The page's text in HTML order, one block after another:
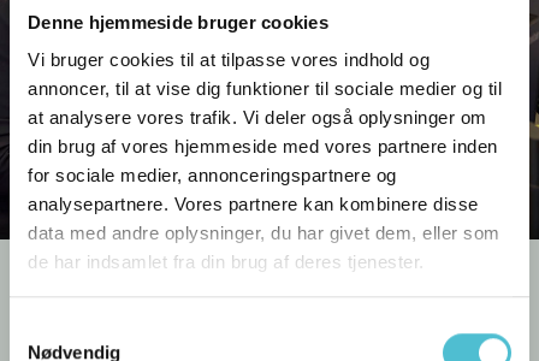
Denne hjemmeside bruger cookies
Vi bruger cookies til at tilpasse vores indhold og
annoncer, til at vise dig funktioner til sociale medier og til
at analysere vores trafik. Vi deler også oplysninger om
din brug af vores hjemmeside med vores partnere inden
for sociale medier, annonceringspartnere og
analysepartnere. Vores partnere kan kombinere disse
data med andre oplysninger, du har givet dem, eller som
de har indsamlet fra din brug af deres tjenester.
Nødvendig
Vil du gerne høre mere om
vores ladeløsninger?